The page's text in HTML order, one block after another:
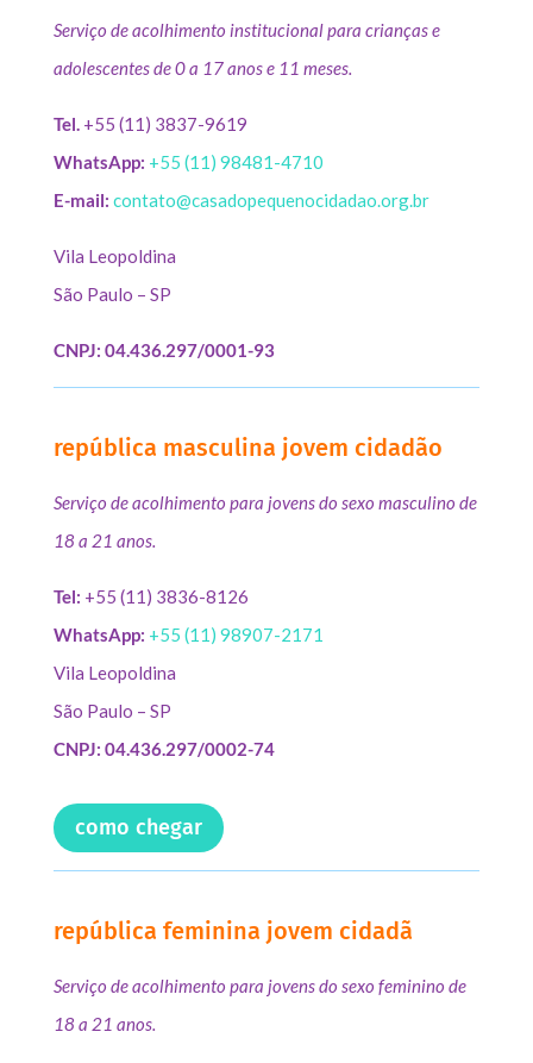
Serviço de acolhimento institucional para crianças e
adolescentes de 0 a 17 anos e 11 meses.
Tel.+55 (11) 3837-9619
WhatsApp: +55 (11) 98481-4710
E-mail: contato@casadopequenocidadao.org.br
Vila Leopoldina
São Paulo – SP
CNPJ: 04.436.297/0001-93
república masculina jovem cidadão
Serviço de acolhimento para jovens do sexo masculino de
18 a 21 anos.
Tel: +55 (11) 3836-8126
WhatsApp: +55 (11) 98907-2171
Vila Leopoldina
São Paulo – SP
CNPJ: 04.436.297/0002-74
como chegar
república feminina jovem cidadã
Serviço de acolhimento para jovens do sexo feminino de
18 a 21 anos.